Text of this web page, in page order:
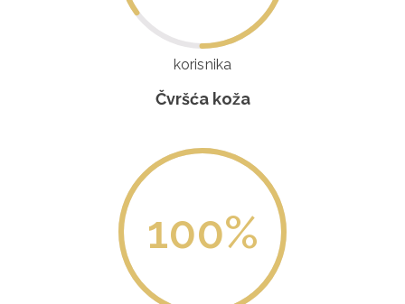
korisnika
Čvršća koža
100%